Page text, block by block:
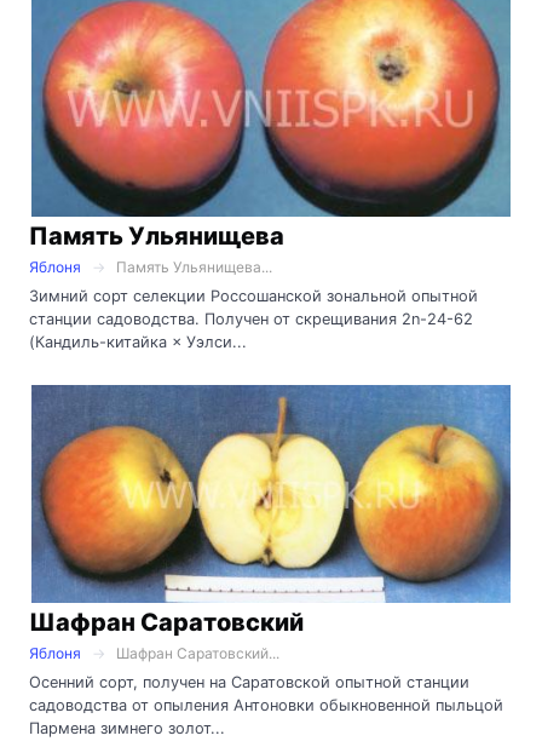
Память Ульянищева
Яблоня
Память Ульянищева...
Зимний сорт селекции Россошанской зональной опытной
станции садоводства. Получен от скрещивания 2n-24-62
(Кандиль-китайка × Уэлси...
Шафран Саратовский
Яблоня
Шафран Саратовский...
Осенний сорт, получен на Саратовской опытной станции
садоводства от опыления Антоновки обыкновенной пыльцой
Пармена зимнего золот...